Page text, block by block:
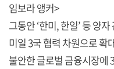
임보라 앵커>
그동안 ‘한미, 한일’ 등 양
미일 3국 협력 차원으로 확
불안한 글로벌 금융시장에